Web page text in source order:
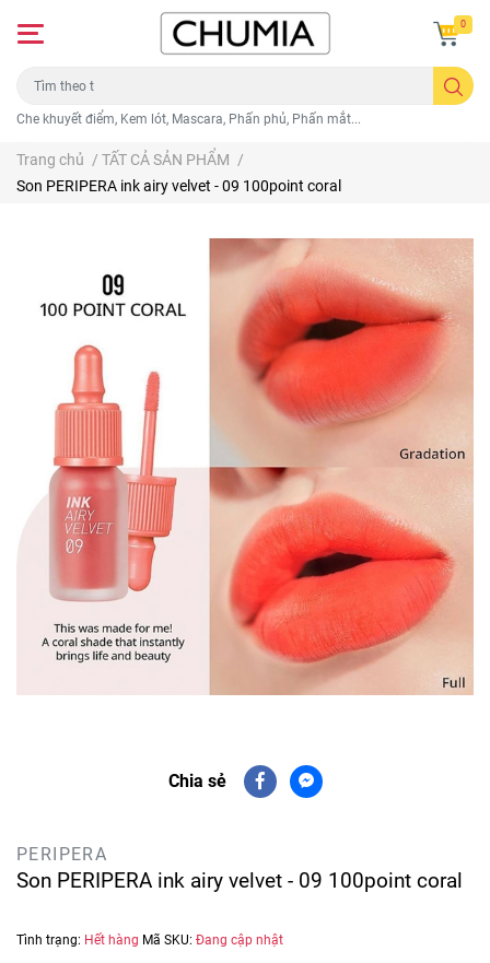
Che khuyết điểm, Kem lót, Mascara, Phấn phủ, Phấn mắt...
0
Trang chủ / TẤT CẢ SẢN PHẨM /
Son PERIPERA ink airy velvet - 09 100point coral
Chia sẻ
PERIPERA
Son PERIPERA ink airy velvet - 09 100point coral
Tình trạng: Hết hàng Mã SKU: Đang cập nhật